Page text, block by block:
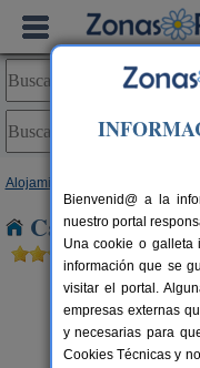
Alojamientos
Casas Rurales
Bienvenid@ a la
nuestro portal
Una cookie o galleta
información que se
visitar el portal.
empresas externas
y necesarias para
Cookies Técnicas y